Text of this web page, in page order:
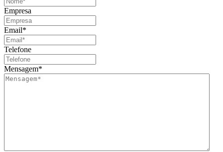
Empresa
Email*
Telefone
Mensagem*